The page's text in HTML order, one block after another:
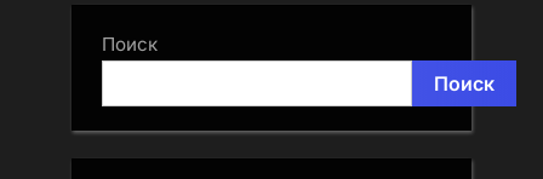
Поиск
Поиск